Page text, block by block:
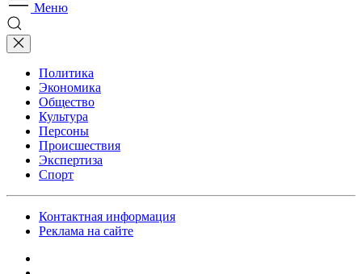
Меню
Политика
Экономика
Общество
Культура
Персоны
Происшествия
Экспертиза
Спорт
Контактная информация
Реклама на сайте